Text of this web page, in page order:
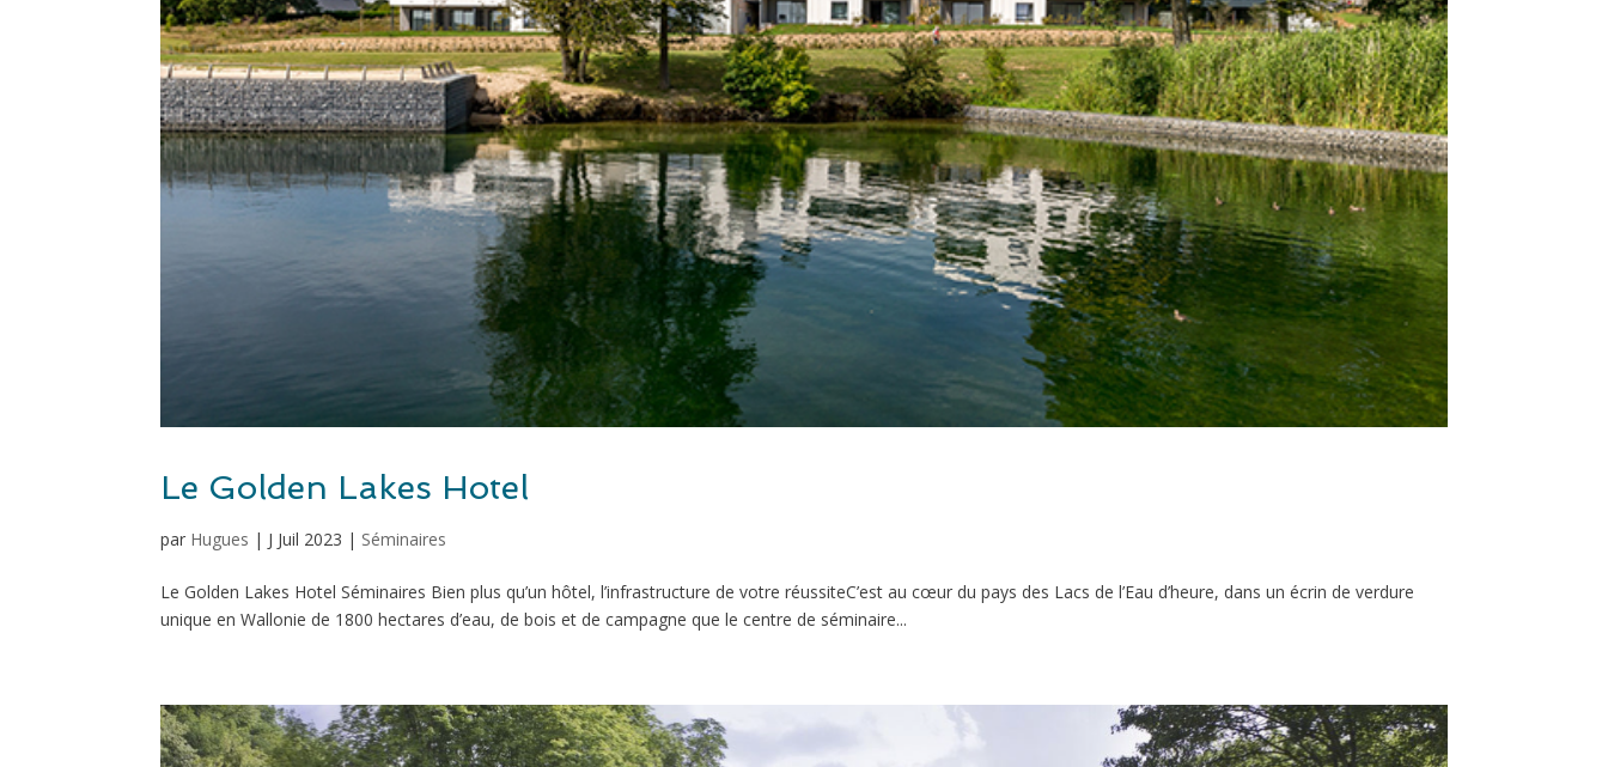
Le Golden Lakes Hotel
par Hugues | J Juil 2023 | Séminaires
Le Golden Lakes Hotel Séminaires Bien plus qu’un hôtel, l’infrastructure de votre réussiteC’est au cœur du pays des Lacs de l’Eau d’heure, dans un écrin de verdure
unique en Wallonie de 1800 hectares d’eau, de bois et de campagne que le centre de séminaire...